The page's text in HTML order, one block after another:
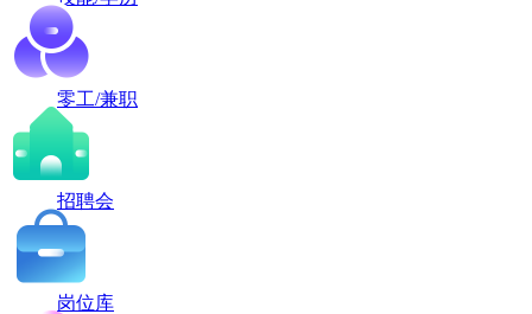
零工/兼职
招聘会
岗位库